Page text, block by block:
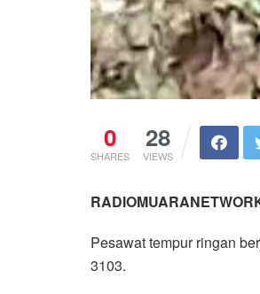
0
SHARES
28
VIEWS
Pesawat tempur ringan
3103.